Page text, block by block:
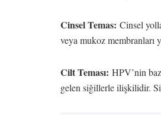
Cinsel Temas: Cinsel
veya mukoz membranları
Cilt Teması: HPV’nin
gelen siğillerle ilişkilidir.